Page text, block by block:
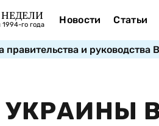
го года Новости Статьи
правительства и руководства
УКРАИНЫ